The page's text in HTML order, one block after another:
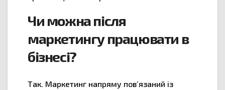
Чи можна після
маркетингу працювати в
бізнесі?
Так. Маркетинг напряму пов’язаний із